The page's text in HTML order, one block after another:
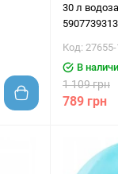
30 л
Код:
В
1 109 грн
789 грн